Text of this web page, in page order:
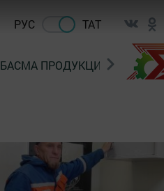
РУС ТАТ
БАСМА ПРОДУКЦИЯ САТУ